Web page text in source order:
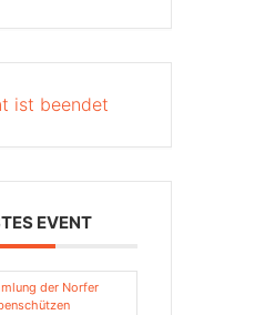
ist beendet
EVENT
der Norfer